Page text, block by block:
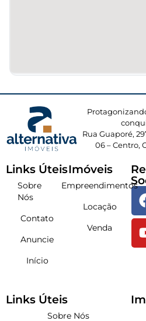
Rua Guaporé,
06 – Centro,
Links Úteis
Sobre
Nós
Contato
Anuncie
Início
Imóveis
Empreendimentos
Locação
Venda
Links Úteis
Sobre Nós